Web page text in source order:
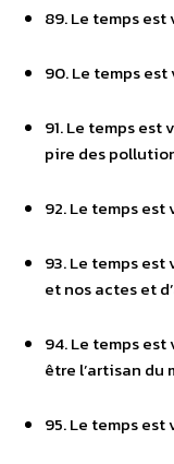
89. Le temps est
90. Le temps
91. Le temps
pire des
92. Le temps
93. Le temps
et nos actes et
94. Le temps
être l’artisan du
95. Le temps est